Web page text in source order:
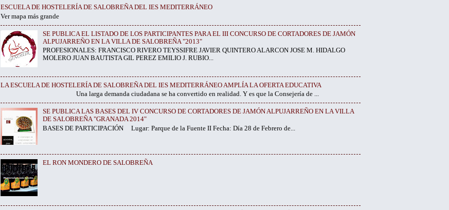
ESCUELA DE HOSTELERÍA DE SALOBREÑA DEL IES MEDITERRÁNEO
Ver mapa más grande
SE PUBLICA EL LISTADO DE LOS PARTICIPANTES PARA EL III CONCURSO DE CORTADORES DE JAMÓN
ALPUJARREÑO EN LA VILLA DE SALOBREÑA "2013"
PROFESIONALES: FRANCISCO RIVERO TEYSSIFRE JAVIER QUINTERO ALARCON JOSE M. HIDALGO
MOLERO JUAN BAUTISTA GIL PEREZ EMILIO J. RUBIO...
LA ESCUELA DE HOSTELERÍA DE SALOBREÑA DEL IES MEDITERRÁNEO AMPLÍA LA OFERTA EDUCATIVA
Una larga demanda ciudadana se ha convertido en realidad. Y es que la Consejería de ...
SE PUBLICA LAS BASES DEL IV CONCURSO DE CORTADORES DE JAMÓN ALPUJARREÑO EN LA VILLA
DE SALOBREÑA "GRANADA 2014"
BASES DE PARTICIPACIÓN Lugar: Parque de la Fuente II Fecha: Día 28 de Febrero de...
EL RON MONDERO DE SALOBREÑA